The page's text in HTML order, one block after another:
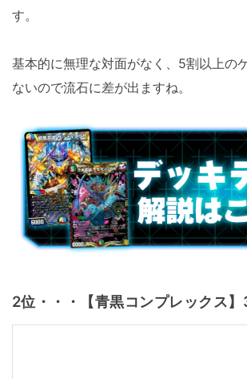
す。
基本的に無理な対面がなく、5割以上の
ないので流石に差が出ますね。
2位・・・【青黒コンプレックス